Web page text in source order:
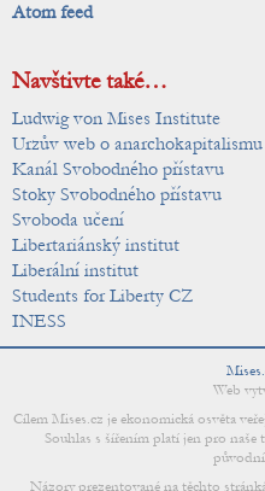
Atom feed
Navštivte také…
Ludwig von Mises Institute
Urzův web o anarchokapitalismu
Kanál Svobodného přístavu
Stoky Svobodného přístavu
Svoboda učení
Libertariánský institut
Liberální institut
Students for Liberty CZ
INESS
Web
Cílem Mises.cz je ekonomická osvěta
Souhlas s šířením platí jen pro
Názory prezentované na těchto